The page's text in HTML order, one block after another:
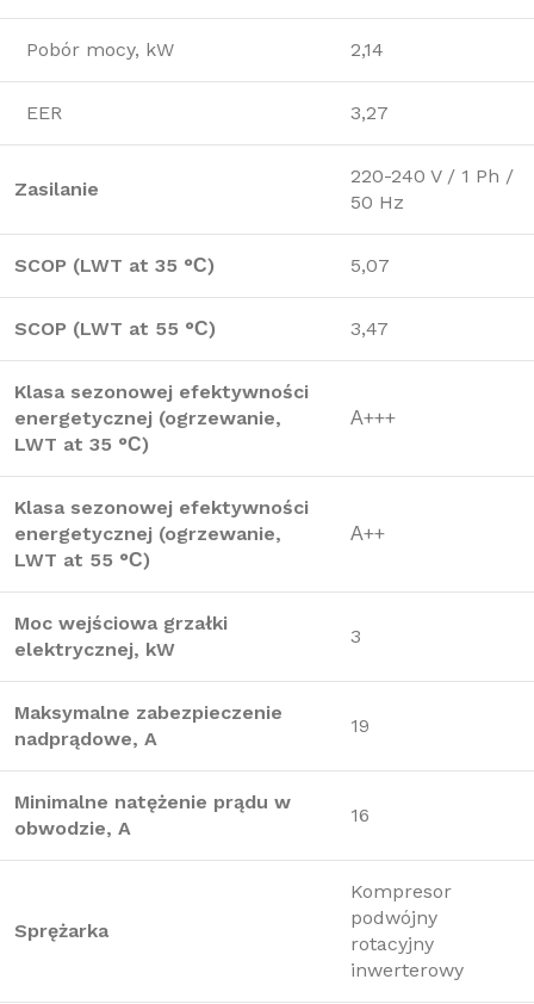
Pobór mocy, kW 2,14
EER 3,27
Zasilanie
220-240 V / 1 Ph /
50 Hz
SCOP (LWT at 35 °С) 5,07
SCOP (LWT at 55 °С) 3,47
Klasa sezonowej efektywności
energetycznej (ogrzewanie,
LWT at 35 °С)
А+++
Klasa sezonowej efektywności
energetycznej (ogrzewanie,
LWT at 55 °С)
А++
Moc wejściowa grzałki
elektrycznej, kW
3
Maksymalne zabezpieczenie
nadprądowe, A
19
Minimalne natężenie prądu w
obwodzie, A
16
Sprężarka
Kompresor
podwójny
rotacyjny
inwerterowy